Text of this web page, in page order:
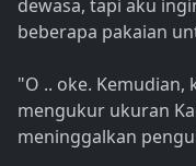
dewasa, tapi aku
beberapa pakaian
"O .. oke. Kemudian,
mengukur ukuran
meninggalkan